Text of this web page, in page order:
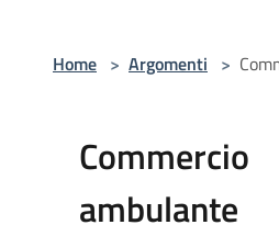
Home > Argomenti >
Commercio
ambulante